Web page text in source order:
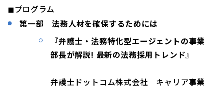
◼︎プログラム
第一部 法務人材を確保するためには
『弁護士・法務特化型エージェントの事業
部長が解説! 最新の法務採用トレンド』
弁護士ドットコム株式会社 キャリア事業